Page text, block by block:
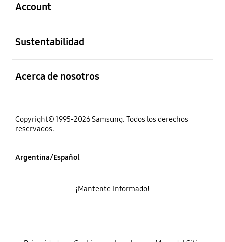
Account
Sustentabilidad
Acerca de nosotros
Copyright© 1995-2026 Samsung. Todos los derechos
reservados.
Argentina/Español
¡Mantente Informado!